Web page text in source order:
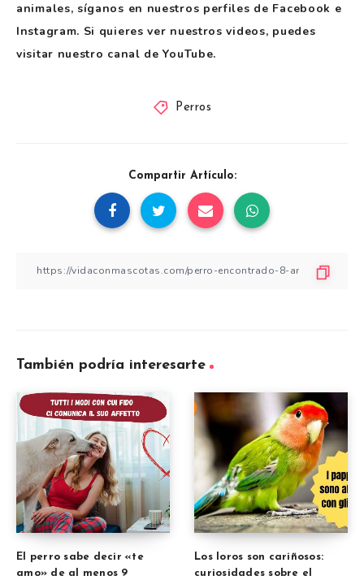
animales, síganos en nuestros perfiles de Facebook e
Instagram. Si quieres ver nuestros videos, puedes
visitar nuestro canal de YouTube.
Perros
Compartir Artículo:
También podría interesarte
El perro sabe decir «te
amo» de al menos 9
Los loros son cariñosos:
curiosidades sobre el